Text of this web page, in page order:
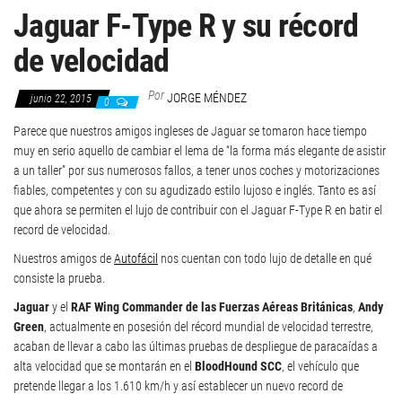
Jaguar F-Type R y su récord
de velocidad
junio 22, 2015 0 PorJORGE MÉNDEZ
Parece que nuestros amigos ingleses de Jaguar se tomaron hace tiempo
muy en serio aquello de cambiar el lema de “la forma más elegante de asistir
a un taller” por sus numerosos fallos, a tener unos coches y motorizaciones
fiables, competentes y con su agudizado estilo lujoso e inglés. Tanto es así
que ahora se permiten el lujo de contribuir con el Jaguar F-Type R en batir el
record de velocidad.
Nuestros amigos deAutofácil nos cuentan con todo lujo de detalle en qué
consiste la prueba.
Jaguary el RAF Wing Commander de las Fuerzas Aéreas Británicas, Andy
Green, actualmente en posesión del récord mundial de velocidad terrestre,
acaban de llevar a cabo las últimas pruebas de despliegue de paracaídas a
alta velocidad que se montarán en el BloodHound SCC, el vehículo que
pretende llegar a los 1.610 km/h y así establecer un nuevo record de